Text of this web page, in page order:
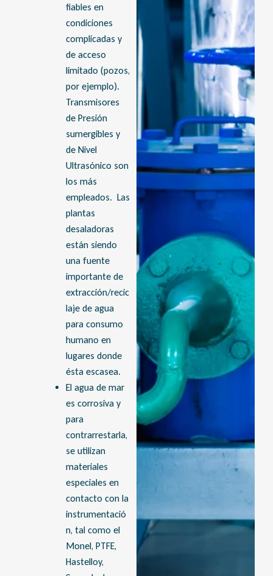
fiables en
condiciones
complicadas y
de acceso
limitado (pozos,
por ejemplo).
Transmisores
de Presión
sumergibles y
de Nivel
Ultrasónico son
los más
empleados. Las
plantas
desaladoras
están siendo
una fuente
importante de
extracción/recic
laje de agua
para consumo
humano en
lugares donde
ésta escasea.
El agua de mar
es corrosiva y
para
contrarrestarla,
se utilizan
materiales
especiales en
contacto con la
instrumentació
n, tal como el
Monel, PTFE,
Hastelloy,